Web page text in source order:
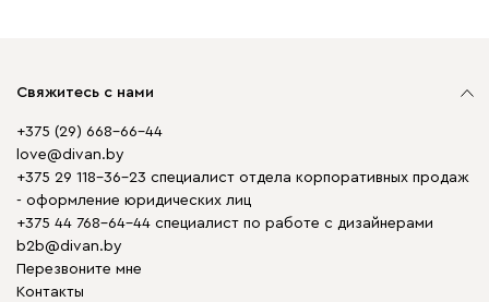
Свяжитесь с нами
+375 (29) 668-66-44
love@divan.by
+375 29 118-36-23 специалист отдела корпоративных продаж
- оформление юридических лиц
+375 44 768-64-44 специалист по работе с дизайнерами
b2b@divan.by
Перезвоните мне
Контакты